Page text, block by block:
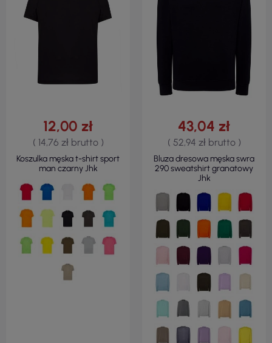
12,00 zł
( 14,76 zł brutto )
Koszulka męska t-shirt sport
man czarny Jhk
43,04 zł
( 52,94 zł brutto )
Bluza dresowa męska swra
290 sweatshirt granatowy
Jhk